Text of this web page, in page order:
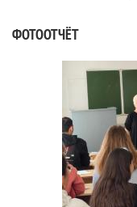
ФОТООТЧЁТ